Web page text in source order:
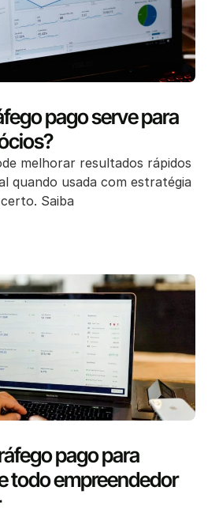
pago serve para
melhorar resultados rápidos
quando usada com estratégia
Saiba
pago para
todo empreendedor